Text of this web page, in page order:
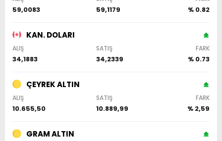
59,0083 59,1179 % 0.82
KAN. DOLARI
ALIŞ SATIŞ FARK
34,1883 34,2339 % 0.73
ÇEYREK ALTIN
ALIŞ SATIŞ FARK
10.655,50 10.889,99 % 2,59
GRAM ALTIN